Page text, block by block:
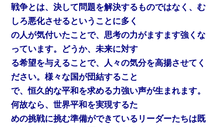
戦争とは、決して問題を解決するものではなく、む
しろ悪化させるということに多く
の人が気付いたことで、思考の力がますます強くな
っています。どうか、未来に対す
る希望を与えることで、人々の気分を高揚させてく
ださい。様々な国が団結すること
で、恒久的な平和を求める力強い声が生まれます。
何故なら、世界平和を実現するた
めの挑戦に挑む準備ができているリーダーたちは既